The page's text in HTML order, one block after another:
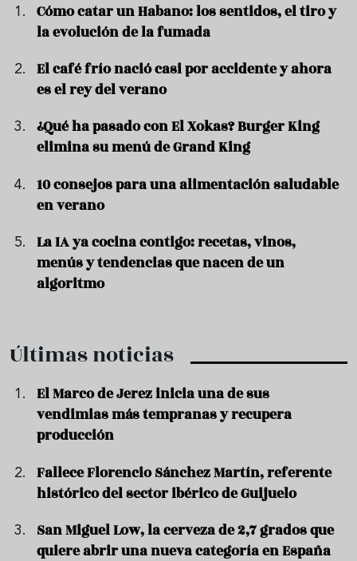
Cómo catar un Habano: los sentidos, el tiro y
la evolución de la fumada
El café frío nació casi por accidente y ahora
es el rey del verano
¿Qué ha pasado con El Xokas? Burger King
elimina su menú de Grand King
10 consejos para una alimentación saludable
en verano
La IA ya cocina contigo: recetas, vinos,
menús y tendencias que nacen de un
algoritmo
Últimas noticias
El Marco de Jerez inicia una de sus
vendimias más tempranas y recupera
producción
Fallece Florencio Sánchez Martín, referente
histórico del sector ibérico de Guijuelo
San Miguel Low, la cerveza de 2,7 grados que
quiere abrir una nueva categoría en España